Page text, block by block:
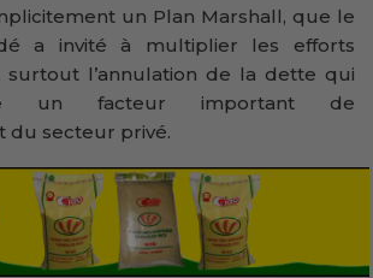
un Plan Marshall, que le
a invité à multiplier les efforts
surtout l’annulation de la dette qui
un facteur important de
du secteur privé.